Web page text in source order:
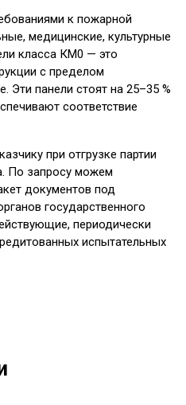
к пожарной
медицинские, культурные
класса КМ0 — это
с пределом
Эти панели стоят на 25–35 %
соответствие
при отгрузке партии
По запросу можем
документов под
государственного
периодически
испытательных